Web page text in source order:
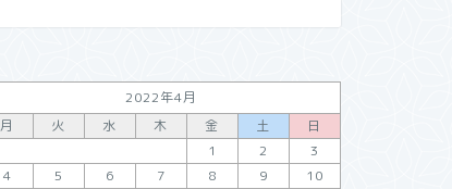
2022年4月
月
火 水 木 金 土
日
1
2
3
4
5 6 7 8 9
10